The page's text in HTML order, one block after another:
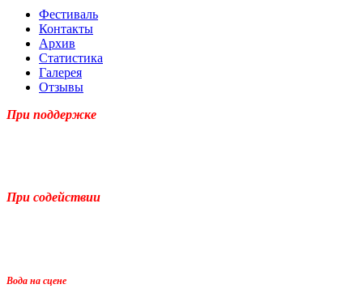
Фестиваль
Контакты
Архив
Статистика
Галерея
Отзывы
При поддержке
При содействии
Вода на сцене